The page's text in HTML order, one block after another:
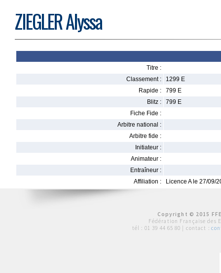
ZIEGLER Alyssa
Titre :
Classement :
1299 E
Rapide :
799 E
Blitz :
799 E
Fiche Fide :
Arbitre national :
Arbitre fide :
Initiateur :
Animateur :
Entraîneur :
Affiliation :
Licence A le 27/09/
Copyright © 2015
Fédération Française des
tél : 01 39 44 65 80 | contact :